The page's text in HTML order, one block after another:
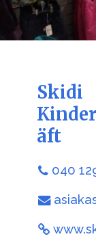
Skidi
äft
040